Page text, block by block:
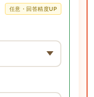
任意・回答精度UP